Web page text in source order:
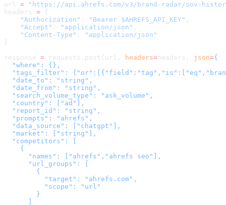
url = " https://api.ahrefs.com/v3/brand-radar/sov-
headers = {
    "Authorization"
: "Bearer $AHREFS_API_KEY" ,
    "Accept"
: "application/json" ,
    "Content-Type"
:
"application/json"
}
response = requests.post(url, headers= headers , json={
  "where": {},
"tags_filter":
  "date_to": "string",
  "date_from": "string",
  "search_volume_type": "ask_volume",
  "country": ["ad"],
  "report_id": "string",
  "prompts": "ahrefs",
  "data_source": ["chatgpt"],
  "market": ["string"],
  "competitors": [
    {
      "names": ["ahrefs","ahrefs seo"],
      "url_groups": [
        {
          "target": "ahrefs.com",
          "scope": "url"
        }